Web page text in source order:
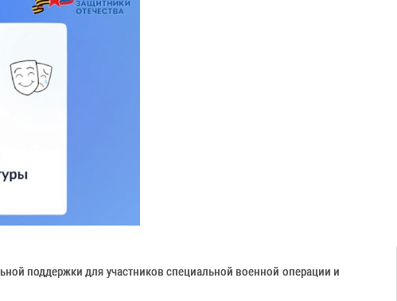
поддержки для участников специальной военной операции и